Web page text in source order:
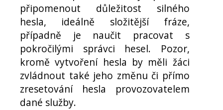
připomenout důležitost silného
hesla, ideálně složitější fráze,
případně je naučit pracovat s
pokročilými správci hesel. Pozor,
kromě vytvoření hesla by měli žáci
zvládnout také jeho změnu či přímo
zresetování hesla provozovatelem
dané služby.